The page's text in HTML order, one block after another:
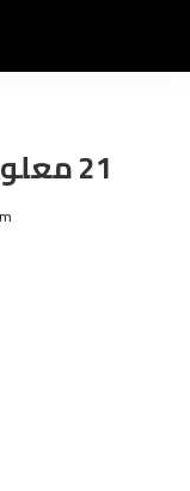
21 معلومة سريعة عن الخيل